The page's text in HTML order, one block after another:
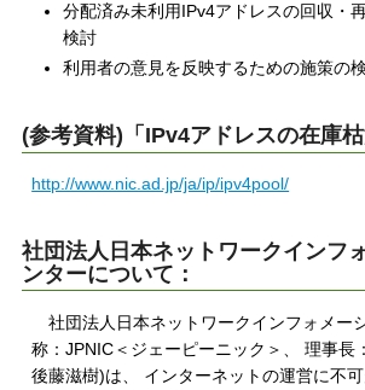
分配済み未利用IPv4アドレスの回収・
検討
利用者の意見を反映するための施策の
(参考資料)「IPv4アドレスの在庫枯
http://www.nic.ad.jp/ja/ip/ipv4pool/
社団法人日本ネットワークインフ
ンターについて：
社団法人日本ネットワークインフォメー
称：JPNIC＜ジェーピーニック＞、 理事長
後藤滋樹)は、 インターネットの運営に不